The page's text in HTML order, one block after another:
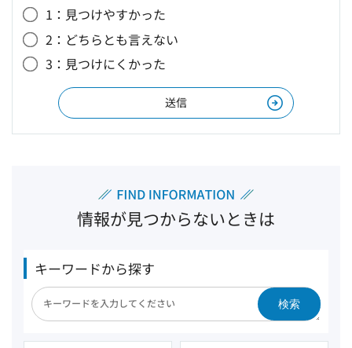
1：見つけやすかった
2：どちらとも言えない
3：見つけにくかった
情報が見つからないときは
キーワードから探す
検索